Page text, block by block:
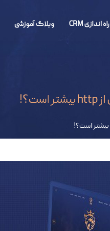
راه اندازی CRM وبلاگ آموزشی